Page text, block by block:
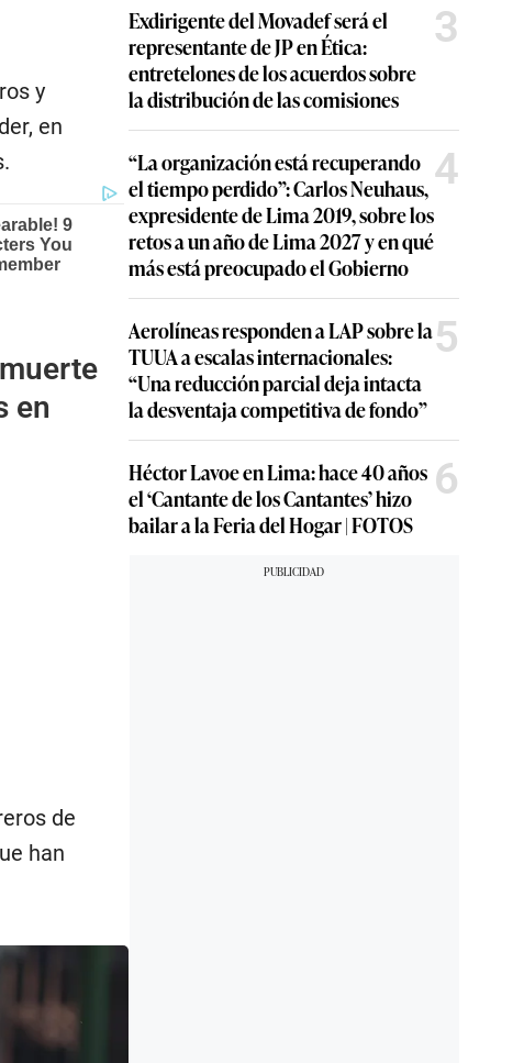
y
en
en
de
han
Exdirigente del Movadef será el
representante de JP en Ética:
entretelones de los acuerdos sobre
la distribución de las comisiones
3
“La organización está recuperando
el tiempo perdido”: Carlos Neuhaus,
expresidente de Lima 2019, sobre los
retos a un año de Lima 2027 y en qué
más está preocupado el Gobierno
4
Aerolíneas responden a LAP sobre la
TUUA a escalas internacionales:
“Una reducción parcial deja intacta
la desventaja competitiva de fondo”
5
Héctor Lavoe en Lima: hace 40 años
el ‘Cantante de los Cantantes’ hizo
bailar a la Feria del Hogar | FOTOS
6